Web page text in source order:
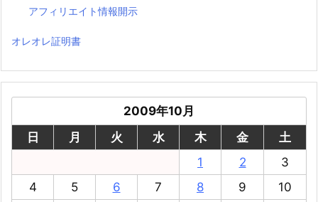
アフィリエイト情報開示
オレオレ証明書
2009年10月
日
月 火 水 木 金
土
1
2
3
4
5 6 7 8 9
10